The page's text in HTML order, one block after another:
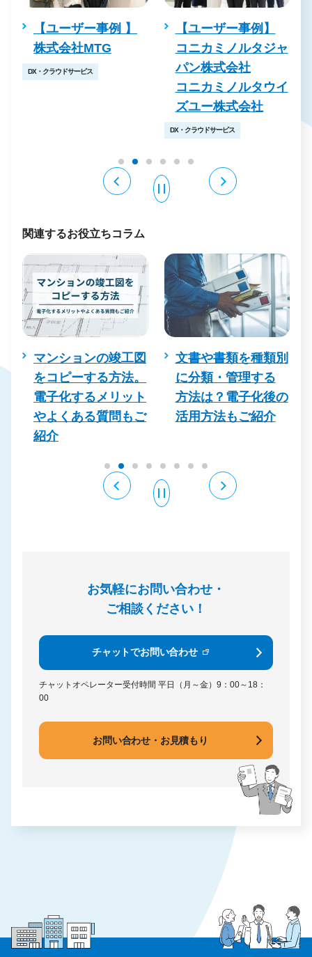
【ユーザー事例 】
株式会社MTG
DX・クラウドサービス
【ユーザー事例】
コニカミノルタジャ
パン株式会社
コニカミノルタウイ
ズユー株式会社
DX・クラウドサービス
関連するお役立ちコラム
マンションの竣工図
をコピーする方法。
電子化するメリット
やよくある質問もご
紹介
文書や書類を種類別
に分類・管理する
方法は？電子化後の
活用方法もご紹介
お気軽にお問い合わせ・
ご相談ください！
チャットでお問い合わせ
チャットオペレーター受付時間 平日（月～金）9：00～18：
00
お問い合わせ・お見積もり